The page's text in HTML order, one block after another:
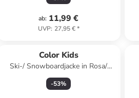
ab: 11,99 €
UVP: 27,95 €*
Color Kids
Ski-/ Snowboardjacke in Rosa/
Hellblau
-53%